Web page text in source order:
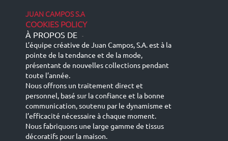
JUAN CAMPOS S.A
COOKIES POLICY
À PROPOS DE -
L’équipe créative de Juan Campos, S.A. est à la
pointe de la tendance et de la mode,
présentant de nouvelles collections pendant
toute l’année.
Nous offrons un traitement direct et
personnel, basé sur la confiance et la bonne
communication, soutenu par le dynamisme et
l’efficacité nécessaire à chaque moment.
Nous fabriquons une large gamme de tissus
décoratifs pour la maison.